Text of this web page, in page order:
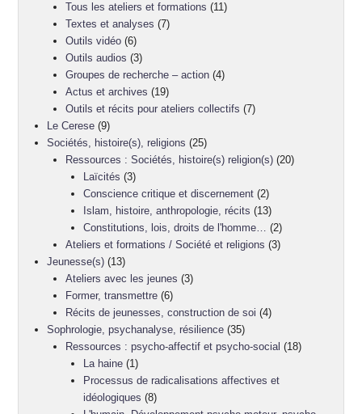
Tous les ateliers et formations (11)
Textes et analyses (7)
Outils vidéo(6)
Outils audios (3)
Groupes de recherche – action(4)
Actus et archives (19)
Outils et récits pour ateliers collectifs (7)
Le Cerese (9)
Sociétés, histoire(s), religions (25)
Ressources : Sociétés, histoire(s) religion(s)(20)
Laïcités (3)
Conscience critique et discernement (2)
Islam, histoire, anthropologie, récits (13)
Constitutions, lois, droits de l'homme… (2)
Ateliers et formations / Société et religions (3)
Jeunesse(s) (13)
Ateliers avec les jeunes (3)
Former, transmettre(6)
Récits de jeunesses, construction de soi (4)
Sophrologie, psychanalyse, résilience (35)
Ressources : psycho-affectif et psycho-social (18)
La haine (1)
Processus de radicalisations affectives et
idéologiques (8)